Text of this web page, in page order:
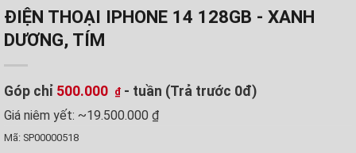
ĐIỆN THOẠI IPHONE 14 128GB - XANH
DƯƠNG, TÍM
Góp chỉ 500.000 ₫ - tuần (Trả trước 0đ)
Giá niêm yết: ~19.500.000 ₫
Mã: SP00000518